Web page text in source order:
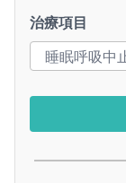
治療項目